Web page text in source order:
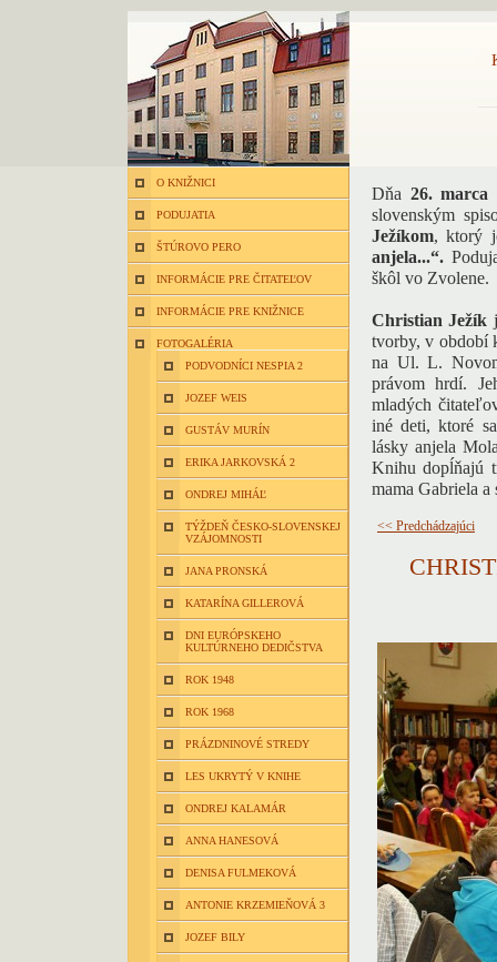
O KNIŽNICI
PODUJATIA
ŠTÚROVO PERO
INFORMÁCIE PRE ČITATEĽOV
INFORMÁCIE PRE KNIŽNICE
FOTOGALÉRIA
PODVODNÍCI NESPIA 2
JOZEF WEIS
GUSTÁV MURÍN
ERIKA JARKOVSKÁ 2
ONDREJ MIHÁĽ
TÝŽDEŇ ČESKO-SLOVENSKEJ
VZÁJOMNOSTI
JANA PRONSKÁ
KATARÍNA GILLEROVÁ
DNI EURÓPSKEHO
KULTÚRNEHO DEDIČSTVA
ROK 1948
ROK 1968
PRÁZDNINOVÉ STREDY
LES UKRYTÝ V KNIHE
ONDREJ KALAMÁR
ANNA HANESOVÁ
DENISA FULMEKOVÁ
ANTONIE KRZEMIEŇOVÁ 3
JOZEF BILY
Dňa 26. marca
slovenským
Ježíkom, ktorý
anjela...“.
škôl vo Zvolene.
Christian Ježík
tvorby, v období
na Ul. L.
právom hrdí.
mladých
iné deti, ktoré
lásky anjela
Knihu dopĺňajú
mama Gabriela
<< Predchádzajúci